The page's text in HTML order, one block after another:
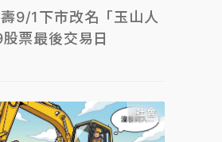
9/1下市改名「玉山人
票最後交易日
社會